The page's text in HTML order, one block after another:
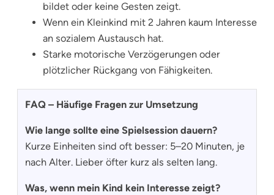
bildet oder keine Gesten zeigt.
Wenn ein Kleinkind mit 2 Jahren kaum Interesse
an sozialem Austausch hat.
Starke motorische Verzögerungen oder
plötzlicher Rückgang von Fähigkeiten.
FAQ – Häufige Fragen zur Umsetzung
Wie lange sollte eine Spielsession dauern?
Kurze Einheiten sind oft besser: 5–20 Minuten, je
nach Alter. Lieber öfter kurz als selten lang.
Was, wenn mein Kind kein Interesse zeigt?